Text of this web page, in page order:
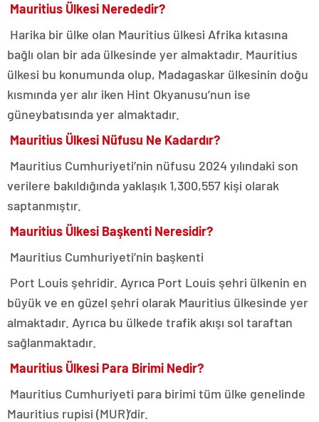
Mauritius Ülkesi Nerededir?
Harika bir ülke olan Mauritius ülkesi Afrika kıtasına
bağlı olan bir ada ülkesinde yer almaktadır. Mauritius
ülkesi bu konumunda olup, Madagaskar ülkesinin doğu
kısmında yer alır iken Hint Okyanusu’nun ise
güneybatısında yer almaktadır.
Mauritius Ülkesi Nüfusu Ne Kadardır?
Mauritius Cumhuriyeti’nin nüfusu 2024 yılındaki son
verilere bakıldığında yaklaşık 1,300,557 kişi olarak
saptanmıştır.
Mauritius Ülkesi Başkenti Neresidir?
Mauritius Cumhuriyeti’nin başkenti
Port Louis şehridir. Ayrıca Port Louis şehri ülkenin en
büyük ve en güzel şehri olarak Mauritius ülkesinde yer
almaktadır. Ayrıca bu ülkede trafik akışı sol taraftan
sağlanmaktadır.
Mauritius Ülkesi Para Birimi Nedir?
Mauritius Cumhuriyeti para birimi tüm ülke genelinde
Mauritius rupisi (MUR)’dir.